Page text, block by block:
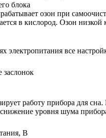
блока
озон при
в кислород. Озон
электропитания все
работу прибора для
уровня шума
В